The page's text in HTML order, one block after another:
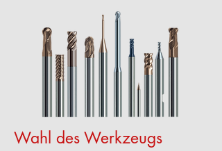
Wahl des Werkzeugs